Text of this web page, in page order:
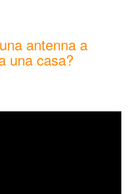
antenna a
una casa?